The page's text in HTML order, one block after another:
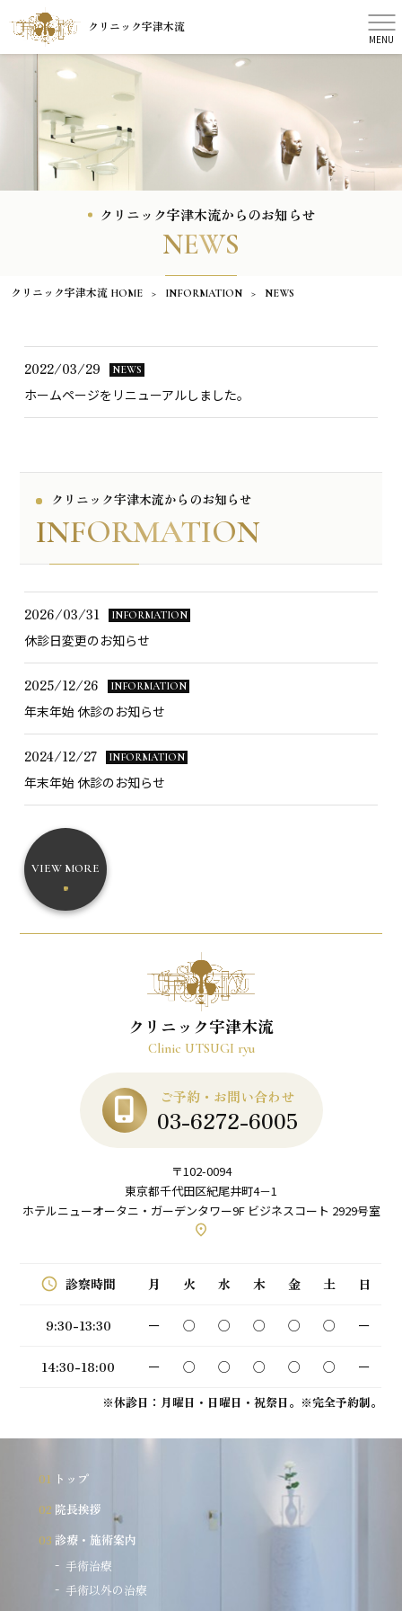
クリニック宇津木流
MENU
クリニック宇津木流からのお知らせ
NEWS
クリニック宇津木流 HOME > INFORMATION > NEWS
NEWS
2022/03/29
ホームページをリニューアルしました。
クリニック宇津木流
Clinic UTSUGI ryu
ご予約・お問い合わせ
03-6272-6005
〒102-0094
東京都千代田区紀尾井町4－1
ホテルニューオータニ・ガーデンタワー9F ビジネスコート 2929号室
place
schedule 診察時間 月 火 水 木 金 土 日
9:30-13:30 ー ○ ○ ○ ○ ○ ー
14:30-18:00 ー ○ ○ ○ ○ ○ ー
※休診日：月曜日・日曜日・祝祭日。※完全予約制。
クリニック宇津木流からのお知らせ
INFORMATION
INFORMATION
2026/03/31
休診日変更のお知らせ
INFORMATION
2025/12/26
年末年始 休診のお知らせ
INFORMATION
2024/12/27
年末年始 休診のお知らせ
VIEW MORE
トップ
院長挨拶
診療・施術案内
手術治療
手術以外の治療